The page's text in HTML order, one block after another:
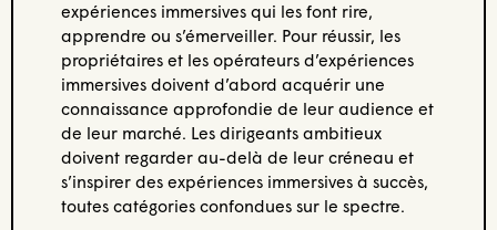
expériences immersives qui les font rire,
apprendre ou s’émerveiller. Pour réussir, les
propriétaires et les opérateurs d’expériences
immersives doivent d’abord acquérir une
connaissance approfondie de leur audience et
de leur marché. Les dirigeants ambitieux
doivent regarder au-delà de leur créneau et
s’inspirer des expériences immersives à succès,
toutes catégories confondues sur le spectre.